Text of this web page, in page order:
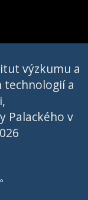
výzkumu a
technologií a
Palackého v